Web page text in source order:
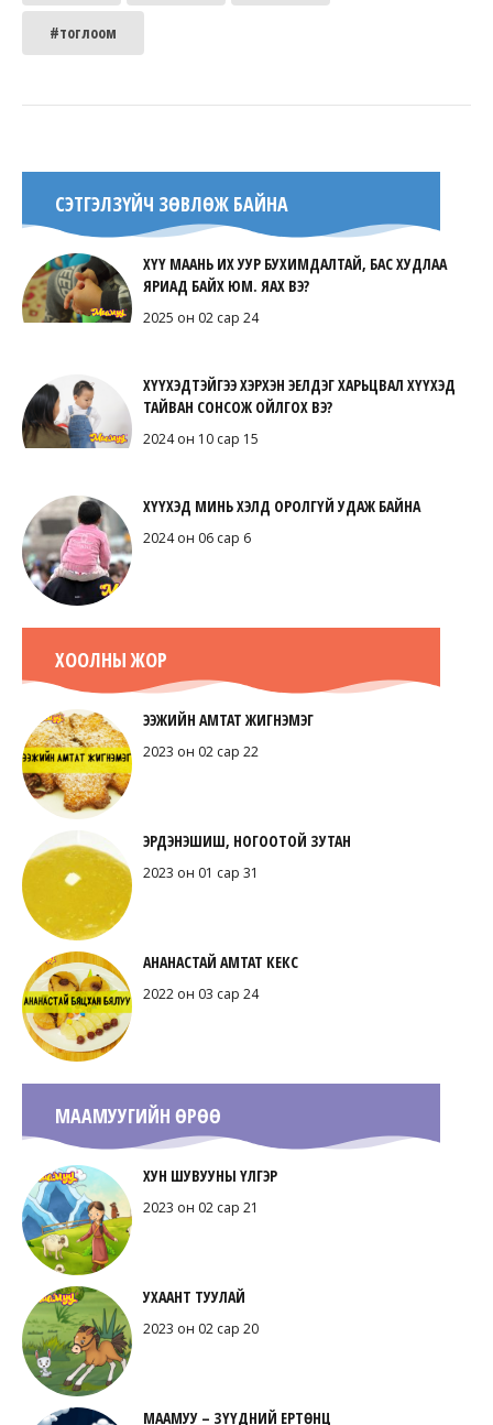
#тоглоом
СЭТГЭЛЗҮЙЧ ЗӨВЛӨЖ БАЙНА
ХҮҮ МААНЬ ИХ УУР БУХИМДАЛТАЙ, БАС ХУДЛАА
ЯРИАД БАЙХ ЮМ. ЯАХ ВЭ?
2025 он 02 сар 24
ХҮҮХЭДТЭЙГЭЭ ХЭРХЭН ЭЕЛДЭГ ХАРЬЦВАЛ ХҮҮХЭД
ТАЙВАН СОНСОЖ ОЙЛГОХ ВЭ?
2024 он 10 сар 15
ХҮҮХЭД МИНЬ ХЭЛД ОРОЛГҮЙ УДАЖ БАЙНА
2024 он 06 сар 6
ХООЛНЫ ЖОР
ЭЭЖИЙН АМТАТ ЖИГНЭМЭГ
2023 он 02 сар 22
ЭРДЭНЭШИШ, НОГООТОЙ ЗУТАН
2023 он 01 сар 31
АНАНАСТАЙ АМТАТ КЕКС
2022 он 03 сар 24
МААМУУГИЙН ӨРӨӨ
ХУН ШУВУУНЫ ҮЛГЭР
2023 он 02 сар 21
УХААНТ ТУУЛАЙ
2023 он 02 сар 20
МААМУУ – ЗҮҮДНИЙ ЕРТӨНЦ